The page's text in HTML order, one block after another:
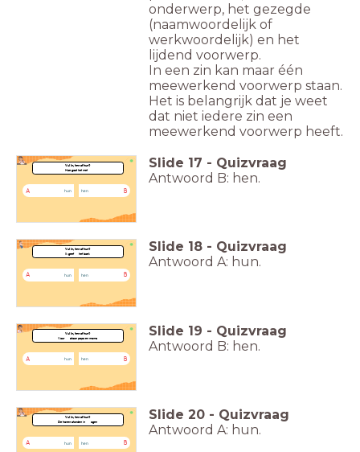
onderwerp, het gezegde
(naamwoordelijk of
werkwoordelijk) en het
lijdend voorwerp.
In een zin kan maar één
meewerkend voorwerp staan.
Het is belangrijk dat je weet
dat niet iedere zin een
meewerkend voorwerp heeft.
Vul in, hen of hun?
Hoe gaat het met....
A hun B
hen
Slide 17 - Quizvraag
Antwoord B: hen.
Vul in, hen of hun?
Ik geef .... het boek.
A hun B
hen
Slide 18 - Quizvraag
Antwoord A: hun.
Vul in, hen of hun?
Voor ..... staan papa en mama.
A hun B
hen
Slide 19 - Quizvraag
Antwoord B: hen.
Vul in, hen of hun?
De tranen stonden in ..... ogen.
A hun B
hen
Slide 20 - Quizvraag
Antwoord A: hun.